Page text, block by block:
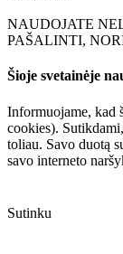
NAUDOJATE
PAŠALINTI,
Šioje svetainėje
Informuojame, kad
cookies).
toliau. Savo duotą
savo interneto
Sutinku